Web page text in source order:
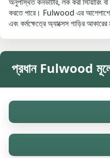
করতে পারে। Fulwood এর আশেপাশে,
এবং কর্মক্ষেত্রে অ্যাক্সেস গাড়ির
প্রধান Fulwood